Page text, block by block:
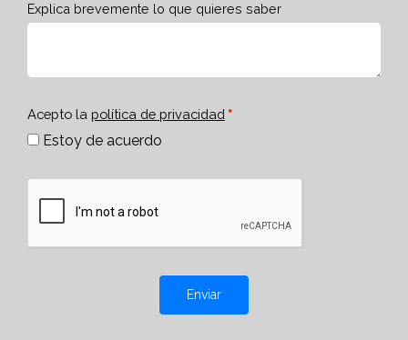
Explica brevemente lo que quieres saber
Acepto la política de privacidad
Estoy de acuerdo
Enviar